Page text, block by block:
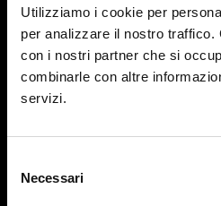
Utilizziamo i cookie per
per analizzare il nostro
con i nostri partner che si
combinarle con altre
servizi.
delNecessari
SEGUICI
Home